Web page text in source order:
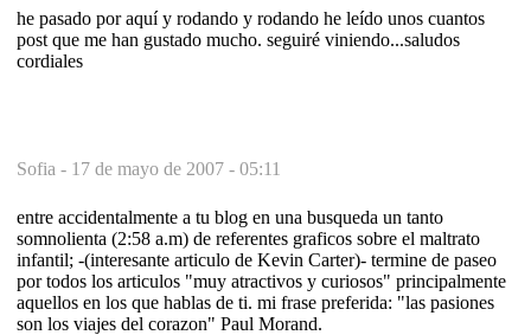
he pasado por aquí y rodando y rodando he leído unos cuantos
post que me han gustado mucho. seguiré viniendo...saludos
cordiales
Sofia - 17 de mayo de 2007 - 05:11
entre accidentalmente a tu blog en una busqueda un tanto
somnolienta (2:58 a.m) de referentes graficos sobre el maltrato
infantil; -(interesante articulo de Kevin Carter)- termine de paseo
por todos los articulos "muy atractivos y curiosos" principalmente
aquellos en los que hablas de ti. mi frase preferida: "las pasiones
son los viajes del corazon" Paul Morand.